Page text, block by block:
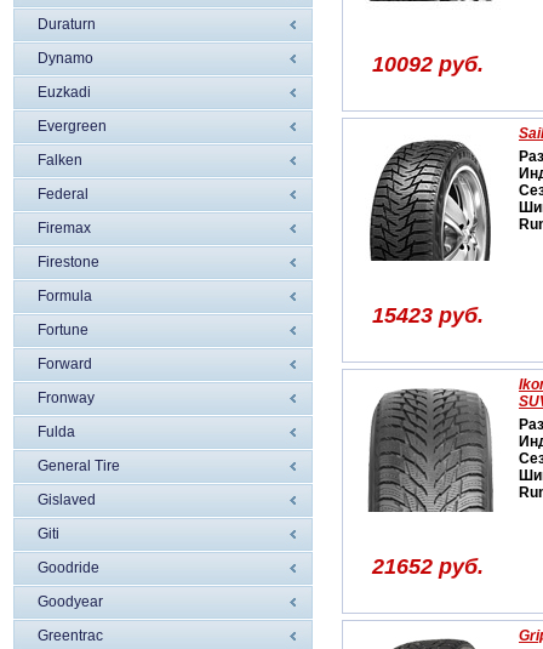
Duraturn
Dynamo
Euzkadi
Evergreen
Falken
Federal
Firemax
Firestone
Formula
Fortune
Forward
Fronway
Fulda
General Tire
Gislaved
Giti
Goodride
Goodyear
Greentrac
10092 руб.
15423 руб.
21652 руб.